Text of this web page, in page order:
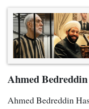
Ahmed
Ahmed Bedreddin